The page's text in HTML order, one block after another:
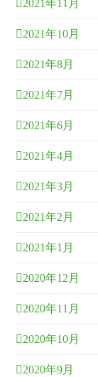
2021年11月
2021年10月
2021年8月
2021年7月
2021年6月
2021年4月
2021年3月
2021年2月
2021年1月
2020年12月
2020年11月
2020年10月
2020年9月